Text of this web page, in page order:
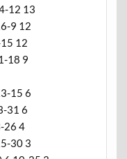
12 13
9 12
12
18 9
15 6
31 6
26 4
30 3